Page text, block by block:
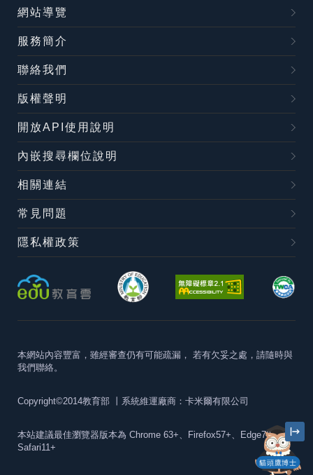
貓頭鷹博士
網站導覽
服務簡介
聯絡我們
版權聲明
開放API使用說明
內嵌搜尋欄位說明
相關連結
常見問題
隱私權政策
本網站內容豐富，雖經審查仍有可能疏漏， 若有欠妥之處，請隨時與
我們聯絡。
Copyright©2014教育部 丨系統維運廠商：卡米爾有限公司
本站建議最佳瀏覽器版本為 Chrome 63+、Firefox57+、Edge79+及
Safari11+